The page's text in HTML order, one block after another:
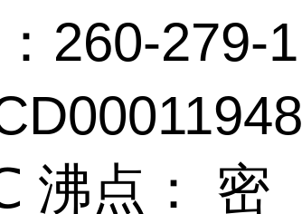
260-279-1
沸点： 密